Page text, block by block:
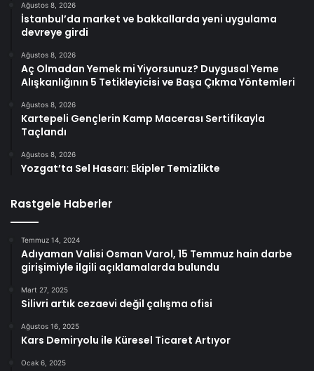
Ağustos 8, 2026
İstanbul’da market ve bakkallarda yeni uygulama
devreye girdi
Ağustos 8, 2026
Aç Olmadan Yemek mi Yiyorsunuz? Duygusal Yeme
Alışkanlığının 5 Tetikleyicisi ve Başa Çıkma Yöntemleri
Ağustos 8, 2026
Kartepeli Gençlerin Kamp Macerası Sertifikayla
Taçlandı
Ağustos 8, 2026
Yozgat’ta Sel Hasarı: Ekipler Temizlikte
Rastgele Haberler
Temmuz 14, 2024
Adıyaman Valisi Osman Varol, 15 Temmuz hain darbe
girişimiyle ilgili açıklamalarda bulundu
Mart 27, 2025
Silivri artık cezaevi değil çalışma ofisi
Ağustos 16, 2025
Kars Demiryolu ile Küresel Ticaret Artıyor
Ocak 6, 2025